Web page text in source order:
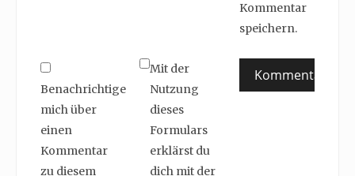
Kommentar
speichern.
Benachrichtige
mich über
einen
Kommentar
zu diesem
Mit der
Nutzung
dieses
Formulars
erklärst du
dich mit der